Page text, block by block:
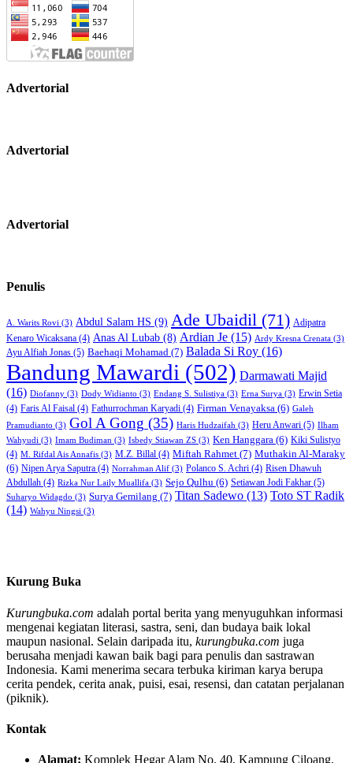
Advertorial
Advertorial
Advertorial
Penulis
A. Warits Rovi (3) Abdul Salam HS (9) Ade Ubaidil (71) Adipatra
Kenaro Wicaksana (4) Anas Al Lubab (8) Ardian Je (15) Ardy Kresna Crenata (3)
Ayu Alfiah Jonas (5) Baehaqi Mohamad (7) Balada Si Roy (16)
Bandung Mawardi (502) Darmawati Majid
(16) Diofanny (3) Dody Widianto (3) Endang S. Sulistiya (3) Erna Surya (3) Erwin Setia
(4) Faris Al Faisal (4) Fathurrochman Karyadi (4) Firman Venayaksa (6) Galeh
Pramudianto (3) Gol A Gong (35) Haris Hudzaifah (3) Heru Anwari (5) Ilham
Wahyudi (3) Imam Budiman (3) Isbedy Stiawan ZS (3) Ken Hanggara (6) Kiki Sulistyo
(4) M. Rifdal Ais Annafis (3) M.Z. Billal (4) Miftah Rahmet (7) Muthakin Al-Maraky
(6) Nipen Arya Saputra (4) Norrahman Alif (3) Polanco S. Achri (4) Risen Dhawuh
Abdullah (4) Rizka Nur Laily Muallifa (3) Sejo Qulhu (6) Setiawan Jodi Fakhar (5)
Suharyo Widagdo (3) Surya Gemilang (7) Titan Sadewo (13) Toto ST Radik
(14) Wahyu Ningsi (3)
Kurung Buka
Kurungbuka.com adalah portal berita yang menyuguhkan informasi
mengenai kegiatan literasi, sastra, seni, dan budaya baik lokal
maupun nasional. Selain daripada itu, kurungbuka.com juga
berusaha menjadi kawan baik bagi para penulis dan sastrawan
Indonesia. Kami menerima secara terbuka kiriman karya berupa
cerita pendek, cerita anak, puisi, esai, resensi, dan catatan perjalanan
(piknik).
Kontak
Alamat: Komplek Hegar Alam No. 40, Kampung Ciloang,